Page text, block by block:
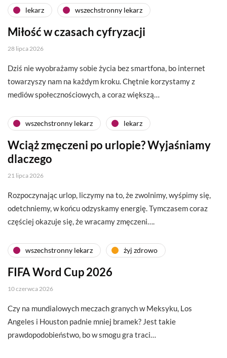
lekarz wszechstronny lekarz
Miłość w czasach cyfryzacji
28 lipca 2026
Dziś nie wyobrażamy sobie życia bez smartfona, bo internet
towarzyszy nam na każdym kroku. Chętnie korzystamy z
mediów społecznościowych, a coraz większą…
wszechstronny lekarz lekarz
Wciąż zmęczeni po urlopie? Wyjaśniamy
dlaczego
21 lipca 2026
Rozpoczynając urlop, liczymy na to, że zwolnimy, wyśpimy się,
odetchniemy, w końcu odzyskamy energię. Tymczasem coraz
częściej okazuje się, że wracamy zmęczeni….
wszechstronny lekarz żyj zdrowo
FIFA Word Cup 2026
10 czerwca 2026
Czy na mundialowych meczach granych w Meksyku, Los
Angeles i Houston padnie mniej bramek? Jest takie
prawdopodobieństwo, bo w smogu gra traci…